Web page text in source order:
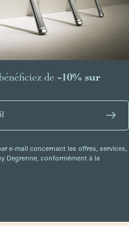
de -10% sur
e-mail concernant les offres, services,
Degrenne, conformément à la